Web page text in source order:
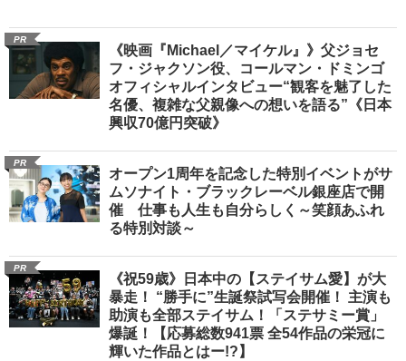
PR
《映画『Michael／マイケル』》父ジョセ
フ・ジャクソン役、コールマン・ドミンゴ
オフィシャルインタビュー“観客を魅了した
名優、複雑な父親像への想いを語る”《日本
興収70億円突破》
PR
オープン1周年を記念した特別イベントがサ
ムソナイト・ブラックレーベル銀座店で開
催 仕事も人生も自分らしく～笑顔あふれ
る特別対談～
PR
《祝59歳》日本中の【ステイサム愛】が大
暴走！ “勝手に”生誕祭試写会開催！ 主演も
助演も全部ステイサム！「ステサミー賞」
爆誕！【応募総数941票 全54作品の栄冠に
輝いた作品とはー!?】